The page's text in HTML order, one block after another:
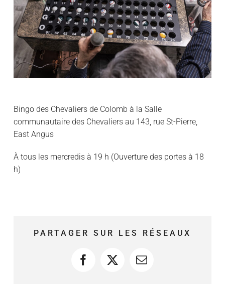
Bingo des Chevaliers de Colomb à la Salle
communautaire des Chevaliers au 143, rue St-Pierre,
East Angus
À tous les mercredis à 19 h (Ouverture des portes à 18
h)
PARTAGER SUR LES RÉSEAUX
Facebook
X Courriel